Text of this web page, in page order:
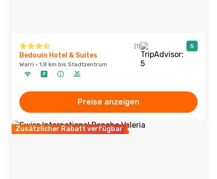
(1) 5
Bedouin Hotel & Suites
Warri · 1,8 km bis Stadtzentrum
Preise anzeigen
Zusätzlicher Rabatt verfügbar